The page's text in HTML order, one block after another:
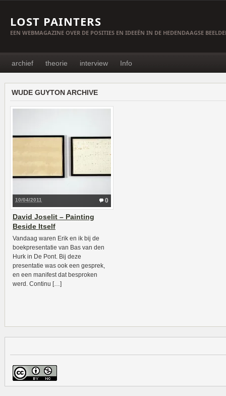
LOST PAINTERS
EEN WEBMAGAZINE OVER DE POSITIES EN IDEEËN IN DE HEDENDAAGSE
archief theorie interview Info
WUDE GUYTON ARCHIVE
0
10/04/2011
David Joselit – Painting
Beside Itself
Vandaag waren Erik en ik bij de
boekpresentatie van Bas van den
Hurk in De Pont. Bij deze
presentatie was ook een gesprek,
en een manifest dat besproken
werd. Continu […]